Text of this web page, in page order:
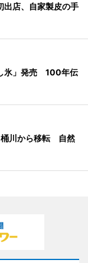
店、自家製皮の手
氷」発売 100年伝
桶川から移転 自然